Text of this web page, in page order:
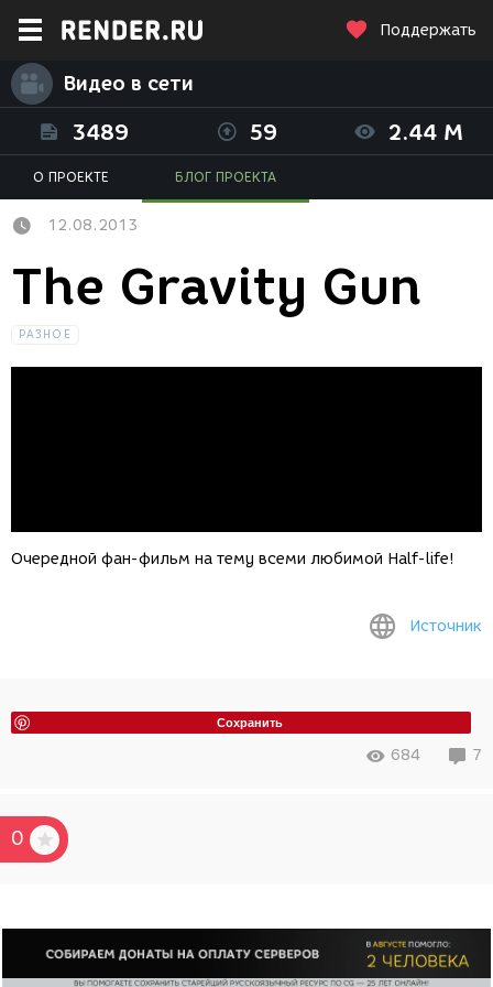
Поддержать
Видео в сети
3489 59 2.44 M
О ПРОЕКТЕ БЛОГ ПРОЕКТА
12.08.2013
The Gravity Gun
РАЗНОЕ
Очередной фан-фильм на тему всеми любимой Half-life!
Источник
Сохранить
684 7
0